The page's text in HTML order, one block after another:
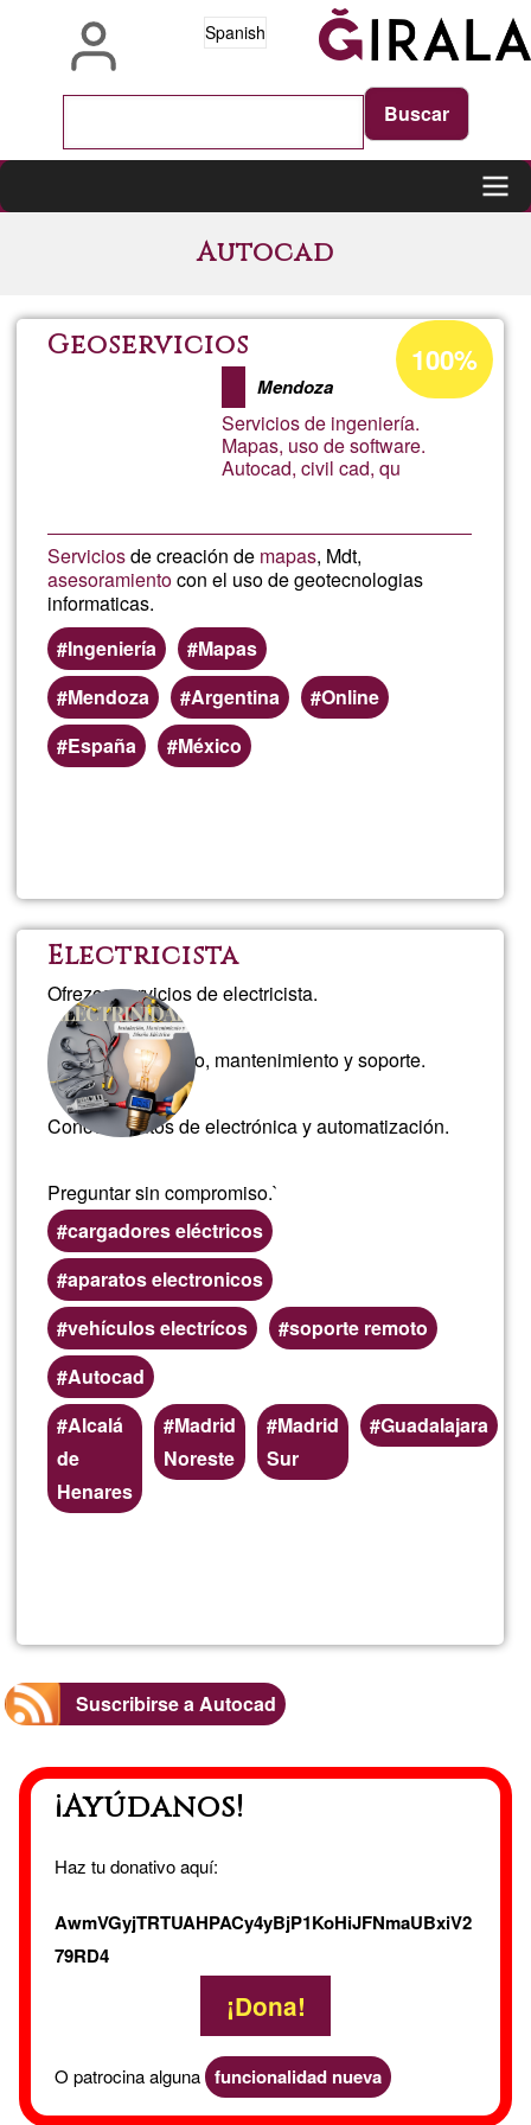
Spanish
Autocad
Geoservicios
Mendoza
Servicios de ingeniería.
Mapas, uso de software.
Autocad, civil cad, qu
Serviciosde creación de mapas, Mdt,
asesoramientocon el uso de geotecnologias
informaticas.
Ingeniería
Mapas
Mendoza
Argentina
Online
España
México
Porcentaje
de
aceptación
de
G1
100%
Electricista
Ofrezco servicios de electricista.
Instalación, diseño, mantenimiento y soporte.
Conocimientos de electrónica y automatización.
Preguntar sin compromiso.`
cargadores eléctricos
aparatos electronicos
vehículos electrícos
soporte remoto
Autocad
Áreas
de
servicio
(geográficas)
Alcalá
de
Henares
Madrid
Noreste
Madrid
Sur
Guadalajara
Suscribirse a Autocad
¡Ayúdanos!
Haz tu donativo aquí:
AwmVGyjTRTUAHPACy4yBjP1KoHiJFNmaUBxiV2
79RD4
¡Dona!
O patrocina alguna funcionalidad nueva